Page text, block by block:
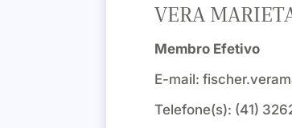
VERA
Membro Efetivo
E-mail:
Telefone(s): (41)